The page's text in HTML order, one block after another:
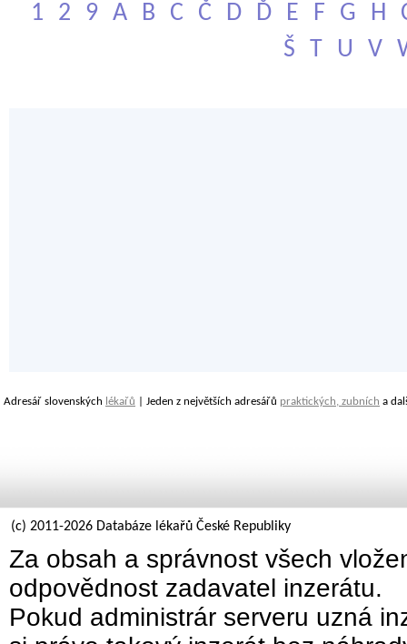
1 2 9 A B C Č D Ď E F G H
Š
T U V
Adresář slovenských lékařů | Jeden z největších adresářů praktických, zubních a
(c) 2011-2026 Databáze lékařů České Republiky
Za obsah a správnost všech
odpovědnost zadavatel inzerátu.
Pokud administrár serveru uzná